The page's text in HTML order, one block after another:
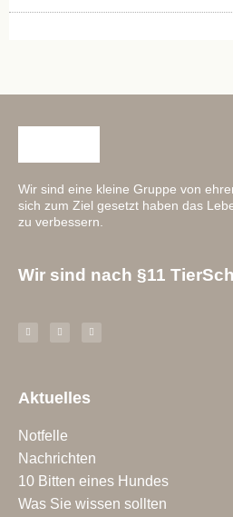
Wir sind eine kleine Gruppe von
sich zum Ziel gesetzt haben das
zu verbessern.
Wir sind nach §11
Aktuelles
Notfelle
Nachrichten
10 Bitten eines Hundes
Was Sie wissen sollten